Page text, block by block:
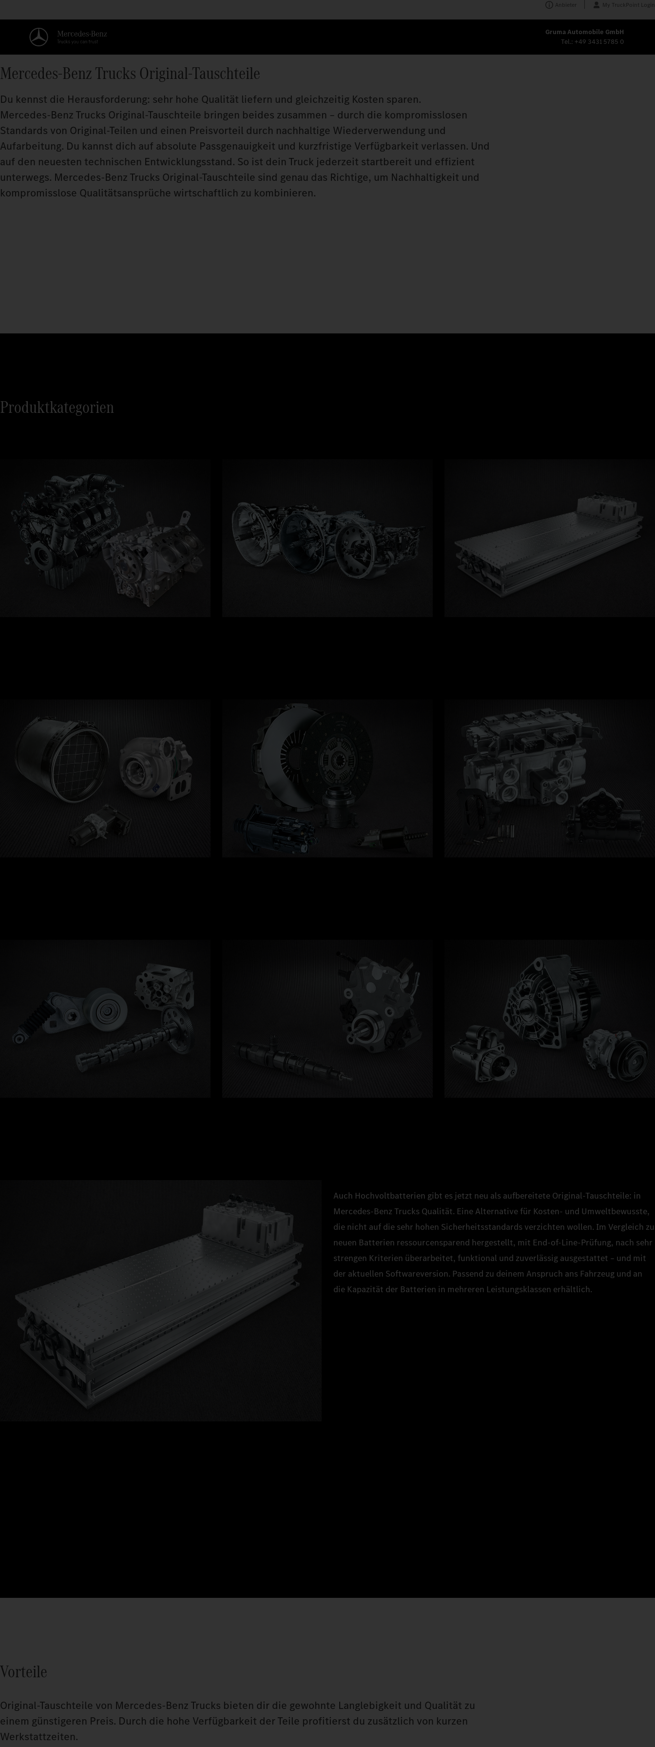
Anbieter My TruckPoint Login
Gruma Automobile GmbH
Tel.: +49 3431 5785 0
Mercedes‑Benz Trucks Original-Tauschteile
Du kennst die Herausforderung: sehr hohe Qualität liefern und gleichzeitig Kosten sparen.
Mercedes‑Benz Trucks Original‑Tauschteile bringen beides zusammen – durch die kompromisslosen
Standards von Original‑Teilen und einen Preisvorteil durch nachhaltige Wiederverwendung und
Aufarbeitung. Du kannst dich auf absolute Passgenauigkeit und kurzfristige Verfügbarkeit verlassen. Und
auf den neuesten technischen Entwicklungsstand. So ist dein Truck jederzeit startbereit und effizient
unterwegs. Mercedes‑Benz Trucks Original‑Tauschteile sind genau das Richtige, um Nachhaltigkeit und
kompromisslose Qualitätsansprüche wirtschaftlich zu kombinieren.
Produktkategorien
Auch Hochvoltbatterien gibt es jetzt neu als aufbereitete Original‑Tauschteile: in
Mercedes‑Benz Trucks Qualität. Eine Alternative für Kosten- und Umweltbewusste,
die nicht auf die sehr hohen Sicherheitsstandards verzichten wollen. Im Vergleich zu
neuen Batterien ressourcensparend hergestellt, mit End‑of‑Line‑Prüfung, nach sehr
strengen Kriterien überarbeitet, funktional und zuverlässig ausgestattet – und mit
der aktuellen Softwareversion. Passend zu deinem Anspruch ans Fahrzeug und an
die Kapazität der Batterien in mehreren Leistungsklassen erhältlich.
Vorteile
Original-Tauschteile von Mercedes‑Benz Trucks bieten dir die gewohnte Langlebigkeit und Qualität zu
einem günstigeren Preis. Durch die hohe Verfügbarkeit der Teile profitierst du zusätzlich von kurzen
Werkstattzeiten.